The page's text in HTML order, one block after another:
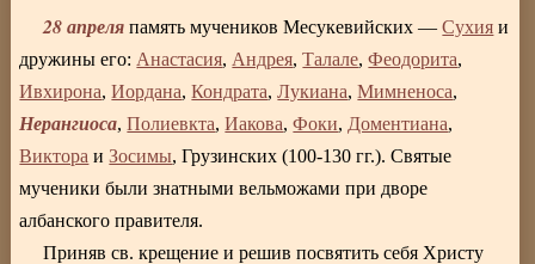
28 апреля память мучеников Месукевийских —Сухия и
дружины его: Анастасия, Андрея,Талале,Феодорита,
Ивхирона,Иордана,Кондрата,Лукиана,Мимненоса,
Нерангиоса,Полиевкта,Иакова,Фоки, Доментиана,
Виктора иЗосимы, Грузинских (100-130 гг.). Святые
мученики были знатными вельможами при дворе
албанского правителя.
Приняв св. крещение и решив посвятить себя Христу